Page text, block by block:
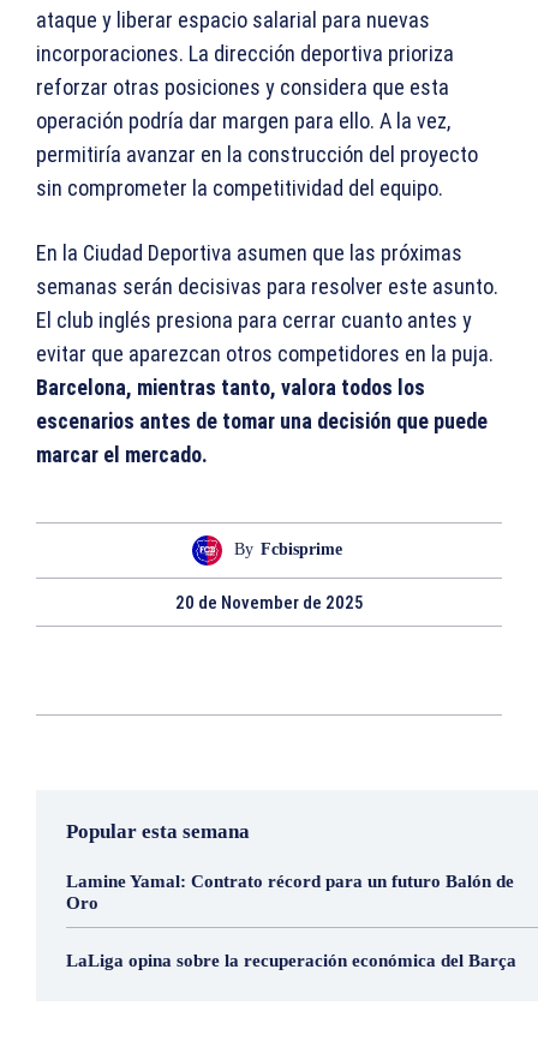
ataque y liberar espacio salarial para nuevas
incorporaciones. La dirección deportiva prioriza
reforzar otras posiciones y considera que esta
operación podría dar margen para ello. A la vez,
permitiría avanzar en la construcción del proyecto
sin comprometer la competitividad del equipo.
En la Ciudad Deportiva asumen que las próximas
semanas serán decisivas para resolver este asunto.
El club inglés presiona para cerrar cuanto antes y
evitar que aparezcan otros competidores en la puja.
Barcelona, mientras tanto, valora todos los
escenarios antes de tomar una decisión que puede
marcar el mercado.
By Fcbisprime
20 de November de 2025
Popular esta semana
Lamine Yamal: Contrato récord para un futuro Balón de
Oro
LaLiga opina sobre la recuperación económica del Barça